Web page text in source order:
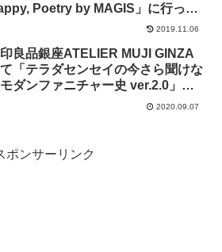
Poetry by MAGIS」に行って
2019.11.06
良品銀座ATELIER MUJI GINZA
「テラダセンセイの今さら聞けな
ダンファニチャー史 ver.2.0」オ
2020.09.07
ポンサーリンク